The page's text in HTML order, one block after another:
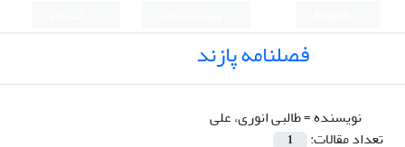
فصلنامه پازند
نویسنده =طالبی انوری، علی
تعداد مقالات:
1